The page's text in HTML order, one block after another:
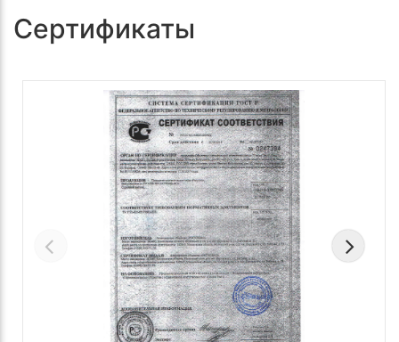
Сертификаты